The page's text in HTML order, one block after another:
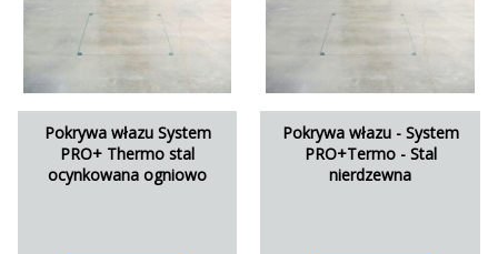
Pokrywa włazu System
PRO+ Thermo stal
ocynkowana ogniowo
Pokrywa włazu - System
PRO+Termo - Stal
nierdzewna